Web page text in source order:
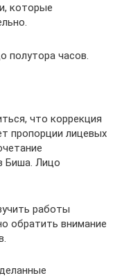
которые
полутора часов.
что коррекция
пропорции лицевых
Биша. Лицо
работы
обратить внимание